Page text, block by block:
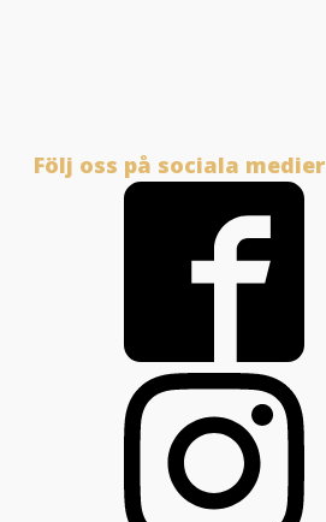
Följ oss på sociala medier